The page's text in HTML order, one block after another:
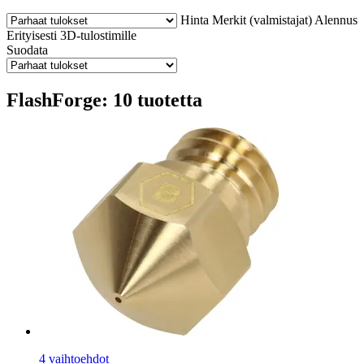
Hinta Merkit (valmistajat) Alennus
Erityisesti 3D-tulostimille
Suodata
FlashForge: 10 tuotetta
4 vaihtoehdot